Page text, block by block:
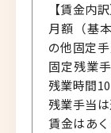
【賃金内訳
月額（基
の他固定
固定残業
残業時間
残業手当
賃金はあ